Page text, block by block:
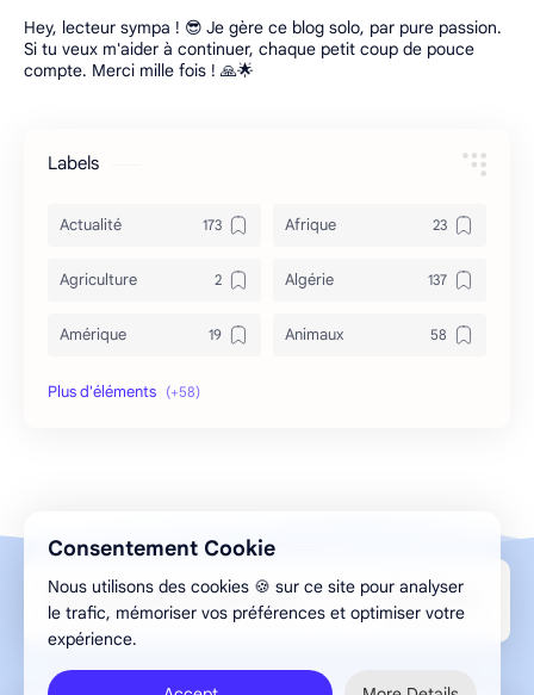
Hey, lecteur sympa ! 😎 Je gère ce blog solo, par pure passion.
Si tu veux m'aider à continuer, chaque petit coup de pouce
compte. Merci mille fois ! 🙏🌟
Labels
Actualité Afrique
Agriculture Algérie
Amérique Animaux
Archéologie
Bon à savoir
Caricature Chine
Consentement Cookie
Nous utilisons des cookies 🍪 sur ce site pour analyser
le trafic, mémoriser vos préférences et optimiser votre
expérience.